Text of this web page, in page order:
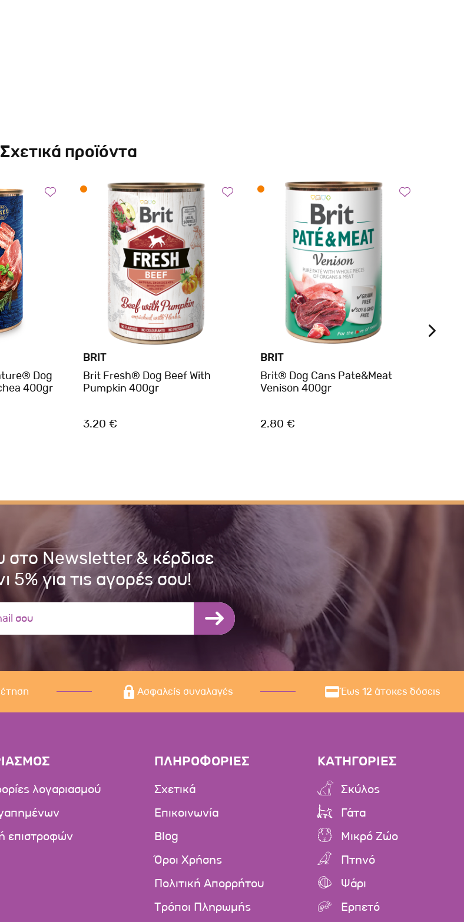
Σχετικά προϊόντα
Dog
400gr
BRIT
Brit Fresh® Dog Beef With
Pumpkin 400gr
3.20 €
BRIT
Brit® Dog Cans Pate&Meat
Venison 400gr
2.80 €
στο Newsletter & κέρδισε
5% για τις αγορές σου!
Ασφαλείς συναλαγές Έως 12 άτοκες δόσεις
λογαριασμού
επιστροφών
ΠΛΗΡΟΦΟΡΙΕΣ
Σχετικά
Επικοινωνία
Blog
Όροι Χρήσης
Πολιτική Απορρήτου
Τρόποι Πληρωμής
ΚΑΤΗΓΟΡΙΕΣ
Σκύλος
Γάτα
Μικρό Ζώο
Πτηνό
Ψάρι
Ερπετό